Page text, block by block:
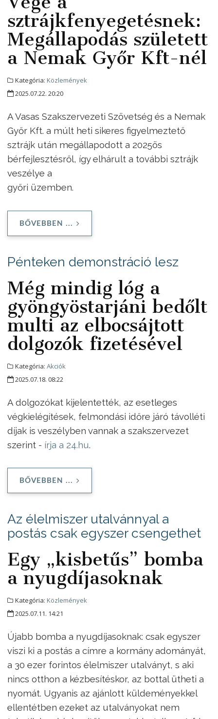
sztrájkfenyegetésnek:
Megállapodás született
a Nemak Győr Kft-nél
Kategória: Közlemények
2025.07.22. 20:20
A Vasas Szakszervezeti Szövetség és a Nemak
Győr Kft. a múlt heti sikeres figyelmeztető
sztrájk után megállapodott a 2025ös
bérfejlesztésről, így elhárult a további sztrájk
veszélye a
győri üzemben.
BŐVEBBEN ...
Pénteken demonstráció lesz
Még mindig lóg a
gyöngyöstarjáni bedőlt
multi az elbocsájtott
dolgozók fizetésével
Kategória: Akciók
2025.07.18. 08:22
A dolgozókat kijelentették, az esetleges
végkielégítések, felmondási időre járó távolléti
díjak is veszélyben vannak a szakszervezet
szerint - írja a 24.hu.
BŐVEBBEN ...
Az élelmiszer utalvánnyal a
postás csak egyszer csengethet
Egy „kisbetűs” bomba
a nyugdíjasoknak
Kategória: Közlemények
2025.07.11. 14:21
Újabb bomba a nyugdíjasoknak: csak egyszer
viszi ki a postás a címre a kormány adományát,
a 30 ezer forintos élelmiszer utalványt, s aki
nincs otthon a kézbesítéskor, az bottal ütheti a
nyomát. Ugyanis az ajánlott küldeményekkel
ellentétben ezeket az utalványokat nem